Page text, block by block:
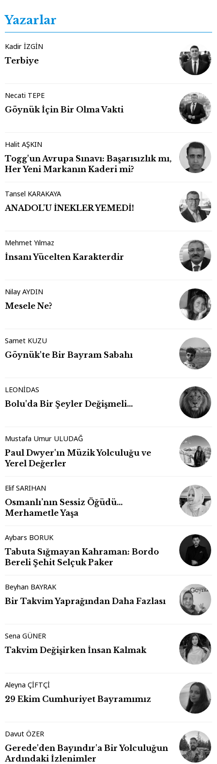
Yazarlar
Kadir İZGİN
Terbiye
Necati TEPE
Göynük İçin Bir Olma Vakti
Halit AŞKIN
Togg'un Avrupa Sınavı: Başarısızlık mı,
Her Yeni Markanın Kaderi mi?
Tansel KARAKAYA
ANADOL'U İNEKLER YEMEDİ!
Mehmet Yılmaz
İnsanı Yücelten Karakterdir
Nilay AYDIN
Mesele Ne?
Samet KUZU
Göynük'te Bir Bayram Sabahı
LEONİDAS
Bolu'da Bir Şeyler Değişmeli…
Mustafa Umur ULUDAĞ
Paul Dwyer'ın Müzik Yolculuğu ve
Yerel Değerler
Elif SARIHAN
Osmanlı’nın Sessiz Öğüdü…
Merhametle Yaşa
Aybars BORUK
Tabuta Sığmayan Kahraman: Bordo
Bereli Şehit Selçuk Paker
Beyhan BAYRAK
Bir Takvim Yaprağından Daha Fazlası
Sena GÜNER
Takvim Değişirken İnsan Kalmak
Aleyna ÇİFTÇİ
29 Ekim Cumhuriyet Bayramımız
Davut ÖZER
Gerede'den Bayındır'a Bir Yolculuğun
Ardındaki İzlenimler